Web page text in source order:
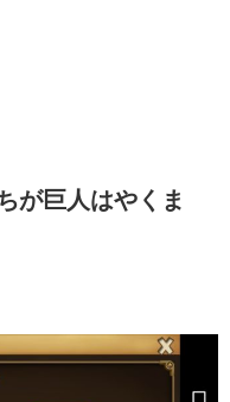
が巨人はやくま